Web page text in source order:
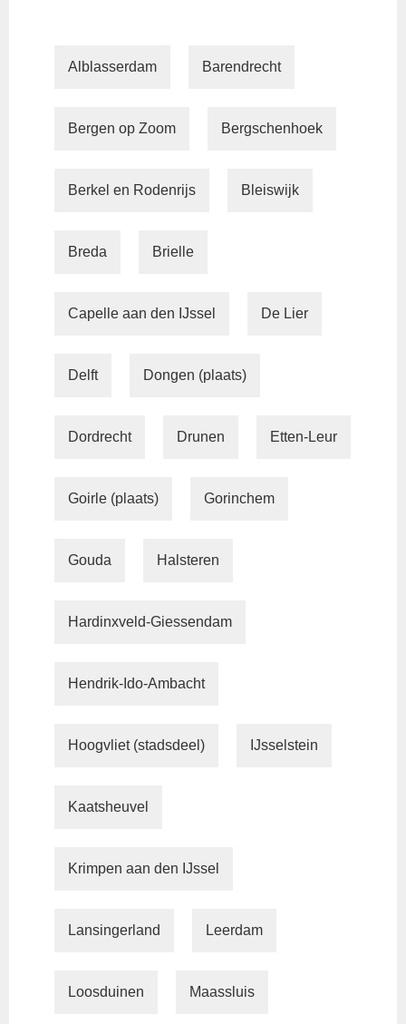
Alblasserdam Barendrecht
Bergen op Zoom Bergschenhoek
Berkel en Rodenrijs Bleiswijk
Breda Brielle
Capelle aan den IJssel De Lier
Delft Dongen (plaats)
Dordrecht Drunen Etten-Leur
Goirle (plaats) Gorinchem
Gouda Halsteren
Hardinxveld-Giessendam
Hendrik-Ido-Ambacht
Hoogvliet (stadsdeel) IJsselstein
Kaatsheuvel
Krimpen aan den IJssel
Lansingerland Leerdam
Loosduinen Maassluis